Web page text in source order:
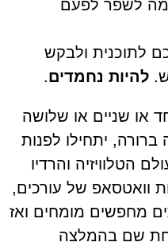
מה לשפר לפעם
לתוכנית ולבקש
להיות נחמדים.
או שניים או שלושה
יתחילו לפנות
הטלוויזיה והרדיו
וואטסאפ של עורכים,
מחפשים מומחים ואז
שם בהמלצה